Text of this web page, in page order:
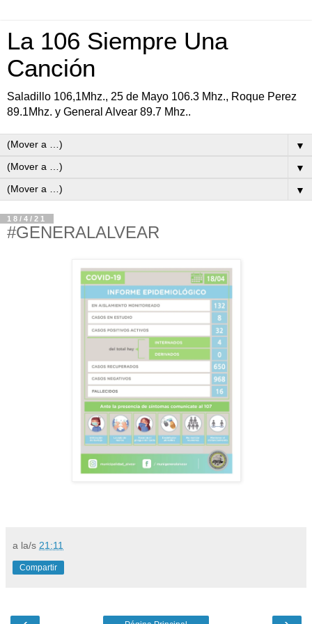
La 106 Siempre Una
Canción
Saladillo 106,1Mhz., 25 de Mayo 106.3 Mhz., Roque Perez
89.1Mhz. y General Alvear 89.7 Mhz..
▼
▼
▼
18/4/21
#GENERALALVEAR
a la/s 21:11
Compartir